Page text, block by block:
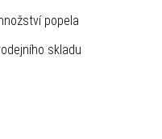
popela
skladu